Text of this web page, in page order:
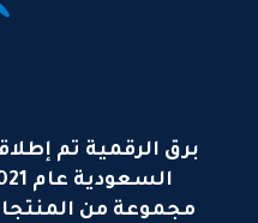
برق الرقمية تم
مجموعة من